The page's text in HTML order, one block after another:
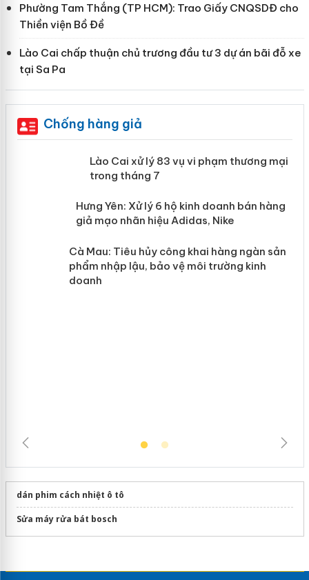
Phường Tam Thắng (TP HCM): Trao Giấy CNQSDĐ cho
Thiền viện Bồ Đề
Lào Cai chấp thuận chủ trương đầu tư 3 dự án bãi đỗ xe
tại Sa Pa
Chống hàng giả
Lào Cai xử lý 83 vụ vi phạm thương
mại trong tháng 7
Hưng Yên: Xử lý 6 hộ kinh doanh bán
hàng giả mạo nhãn hiệu Adidas, Nike
dán phim cách nhiệt ô tô
Sửa máy rửa bát bosch